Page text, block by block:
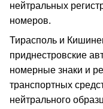
нейтральных
номеров.
Тирасполь и
приднестровские
номерные знаки и
транспортных
нейтрального